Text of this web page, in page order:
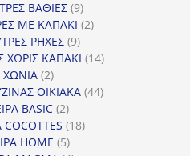
προϊόντα
ΒΑΘΙΕΣ 99
προϊόντα
ΜΕ ΚΑΠΑΚΙ 22
ΡΗΧΕΣ 99
προϊόντα
ΧΩΡΙΣ ΚΑΠΑΚΙ 1414
ΧΩΝΙΑ 22
προϊόντα
ΟΙΚΙΑΚΑ 4444
BASIC 22
προϊόντα
COCOTTES 1818
HOME 55